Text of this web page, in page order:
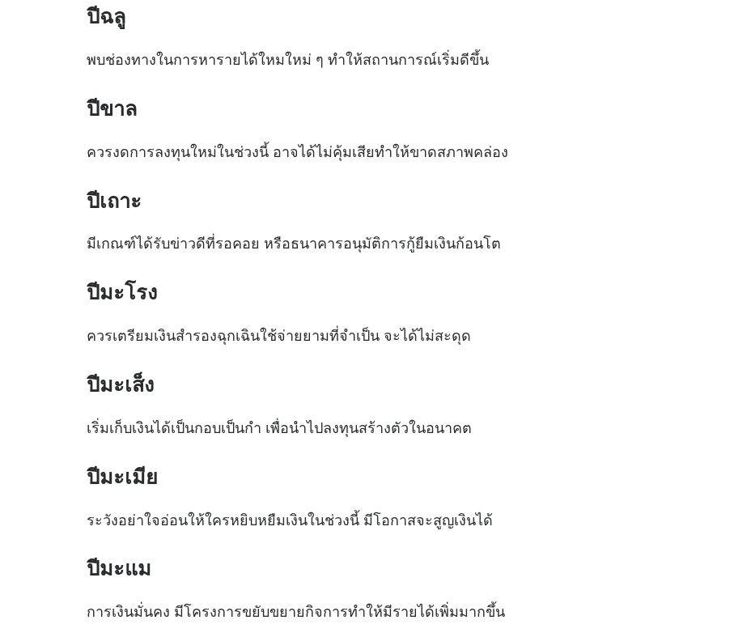
ปีฉลู
พบช่องทางในการหารายได้ใหมใหม่ ๆ ทำให้สถานการณ์เริ่มดีขึ้น
ปีขาล
ควรงดการลงทุนใหม่ในช่วงนี้ อาจได้ไม่คุ้มเสียทำให้ขาดสภาพคล่อง
ปีเถาะ
มีเกณฑ์ได้รับข่าวดีที่รอคอย หรือธนาคารอนุมัติการกู้ยืมเงินก้อนโต
ปีมะโรง
ควรเตรียมเงินสำรองฉุกเฉินใช้จ่ายยามที่จำเป็น จะได้ไม่สะดุด
ปีมะเส็ง
เริ่มเก็บเงินได้เป็นกอบเป็นกำ เพื่อนำไปลงทุนสร้างตัวในอนาคต
ปีมะเมีย
ระวังอย่าใจอ่อนให้ใครหยิบหยืมเงินในช่วงนี้ มีโอกาสจะสูญเงินได้
ปีมะแม
การเงินมั่นคง มีโครงการขยับขยายกิจการทำให้มีรายได้เพิ่มมากขึ้น